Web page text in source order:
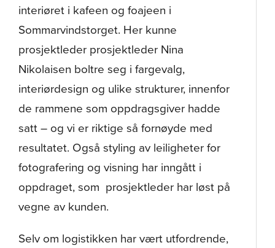
interiøret i kafeen og foajeen i
Sommarvindstorget. Her kunne
prosjektleder prosjektleder Nina
Nikolaisen boltre seg i fargevalg,
interiørdesign og ulike strukturer, innenfor
de rammene som oppdragsgiver hadde
satt – og vi er riktige så fornøyde med
resultatet. Også styling av leiligheter for
fotografering og visning har inngått i
oppdraget, som prosjektleder har løst på
vegne av kunden.
Selv om logistikken har vært utfordrende,